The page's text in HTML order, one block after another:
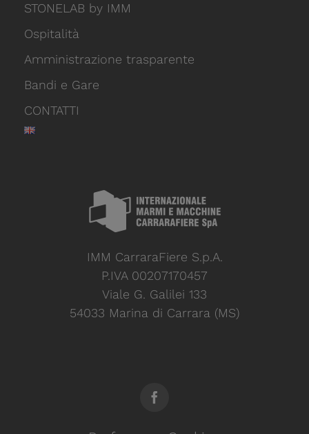
STONELAB by IMM
Ospitalità
Amministrazione trasparente
Bandi e Gare
CONTATTI
IMM CarraraFiere S.p.A.
P.IVA 00207170457
Viale G. Galilei 133
54033 Marina di Carrara (MS)